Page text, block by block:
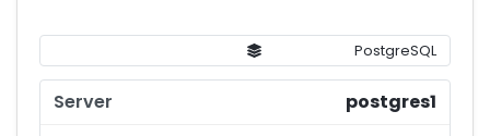
PostgreSQL
postgres1